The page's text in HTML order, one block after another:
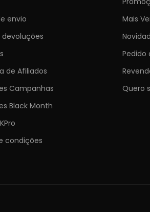
envio
devoluções
de Afiliados
Campanhas
Black Month
condições
Mais
Pedido
Quero